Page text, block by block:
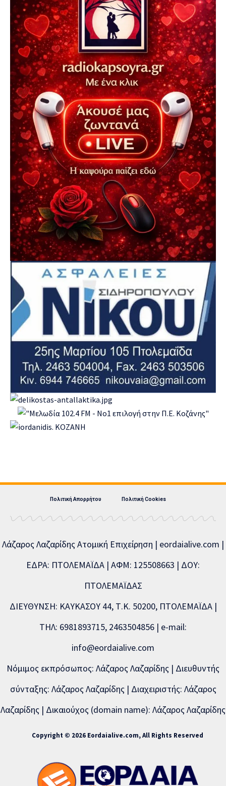
Πολιτική Απορρήτου Πολιτική Cookies
Λάζαρος Λαζαρίδης Ατομική Επιχείρηση | eordaialive.com |
ΕΔΡΑ: ΠΤΟΛΕΜΑΪΔΑ | ΑΦΜ: 125508663 | ΔΟΥ:
ΠΤΟΛΕΜΑΪΔΑΣ
ΔΙΕΥΘΥΝΣΗ: ΚΑΥΚΑΣΟΥ 44, Τ.Κ. 50200, ΠΤΟΛΕΜΑΪΔΑ |
ΤΗΛ: 6981893715, 2463504856 | e-mail:
info@eordaialive.com
Νόμιμος εκπρόσωπος: Λάζαρος Λαζαρίδης | Διευθυντής
σύνταξης: Λάζαρος Λαζαρίδης | Διαχειριστής: Λάζαρος
Λαζαρίδης | Δικαιούχος (domain name): Λάζαρος Λαζαρίδης
Copyright © 2026 Eordaialive.com, All Rights Reserved